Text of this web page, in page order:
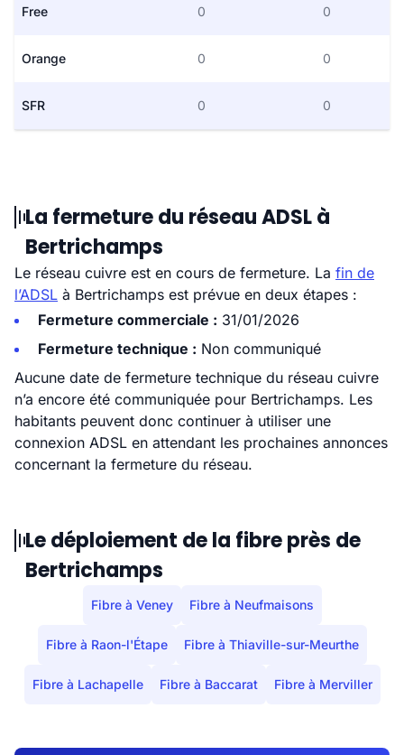
Free 0 0
Orange 0 0
SFR 0 0
La fermeture du réseau ADSL à
Bertrichamps
Le réseau cuivre est en cours de fermeture. La fin de
l’ADSL à Bertrichamps est prévue en deux étapes :
Fermeture commerciale : 31/01/2026
Fermeture technique : Non communiqué
Aucune date de fermeture technique du réseau cuivre
n’a encore été communiquée pour Bertrichamps. Les
habitants peuvent donc continuer à utiliser une
connexion ADSL en attendant les prochaines annonces
concernant la fermeture du réseau.
Le déploiement de la fibre près de
Bertrichamps
Fibre à Veney Fibre à Neufmaisons
Fibre à Raon-l'Étape Fibre à Thiaville-sur-Meurthe
Fibre à Lachapelle Fibre à Baccarat Fibre à Merviller